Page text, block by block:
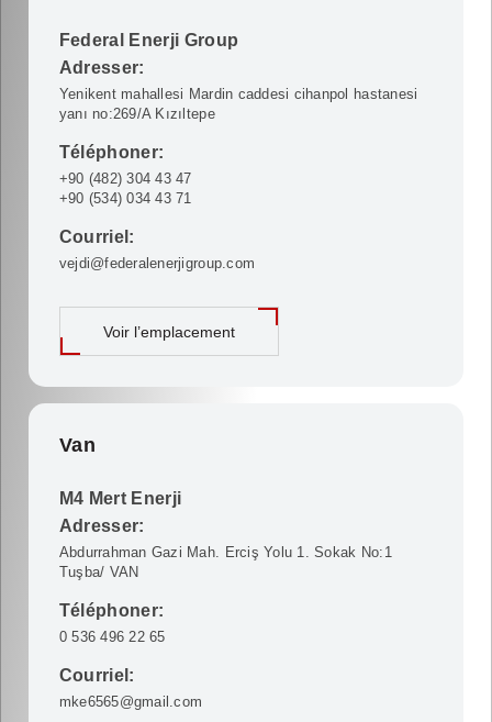
Federal Enerji Group
Adresser:
Yenikent mahallesi Mardin caddesi cihanpol hastanesi
yanı no:269/A Kızıltepe
Téléphoner:
+90 (482) 304 43 47
+90 (534) 034 43 71
Courriel:
vejdi@federalenerjigroup.com
Voir l’emplacement
Van
M4 Mert Enerji
Adresser:
Abdurrahman Gazi Mah. Erciş Yolu 1. Sokak No:1
Tuşba/ VAN
Téléphoner:
0 536 496 22 65
Courriel:
mke6565@gmail.com